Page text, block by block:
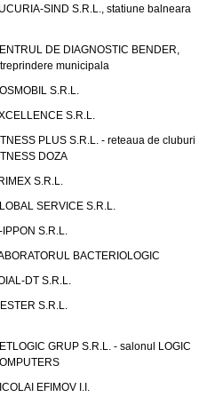
SIND S.R.L., statiune balneara
DE DIAGNOSTIC BENDER,
municipala
S.R.L.
S.R.L.
PLUS S.R.L. - reteaua de cluburi
DOZA
S.R.L.
SERVICE S.R.L.
IPPON S.R.L.
BACTERIOLOGIC
DT S.R.L.
S.R.L.
GRUP S.R.L. - salonul LOGIC
EFIMOV I.I.